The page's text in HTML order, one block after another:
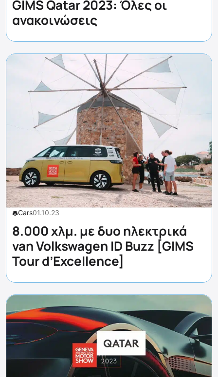
GIMS Qatar 2023: Όλες οι
ανακοινώσεις
Cars01.10.23
8.000 χλμ. με δυο ηλεκτρικά
van Volkswagen ID Buzz [GIMS
Tour d’Excellence]